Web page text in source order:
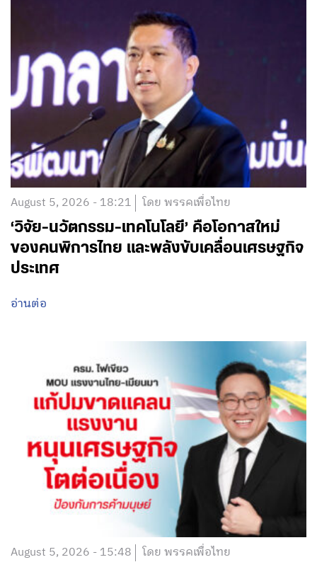
August 5, 2026 - 18:21 โดย พรรคเพื่อไทย
‘วิจัย-นวัตกรรม-เทคโนโลยี’ คือโอกาสใหม่
ของคนพิการไทย และพลังขับเคลื่อนเศรษฐกิจ
ประเทศ
อ่านต่อ
August 5, 2026 - 15:48 โดย พรรคเพื่อไทย